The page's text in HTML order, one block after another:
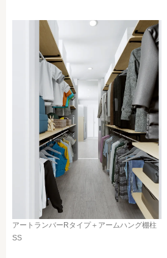
アートランバーRタイプ＋アームハング棚柱
SS